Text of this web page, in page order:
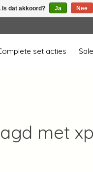
set acties Sale
met
Is dat akkoord? Ja Nee